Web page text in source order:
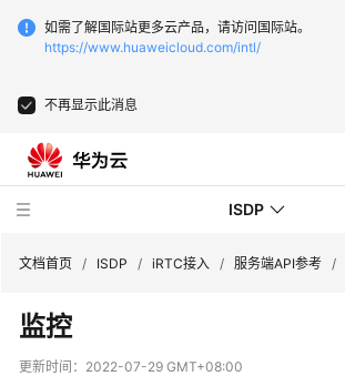
如需了解国际站更多云产品，请访问国际站。
https://www.huaweicloud.com/intl/
不再显示此消息
ISDP
最
新
文档首页 / ISDP / iRTC接入 / 服务端API参考 /
监控
更新时间： 2022-07-29 GMT+08:00